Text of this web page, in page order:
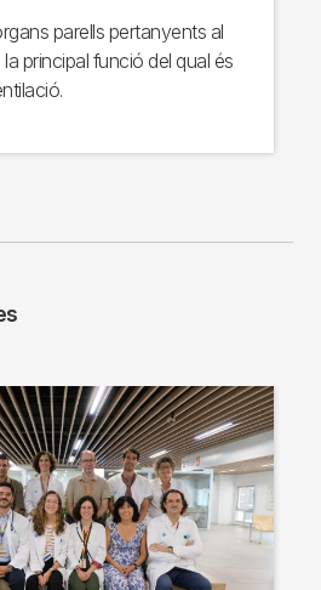
parells pertanyents al
principal funció del qual és